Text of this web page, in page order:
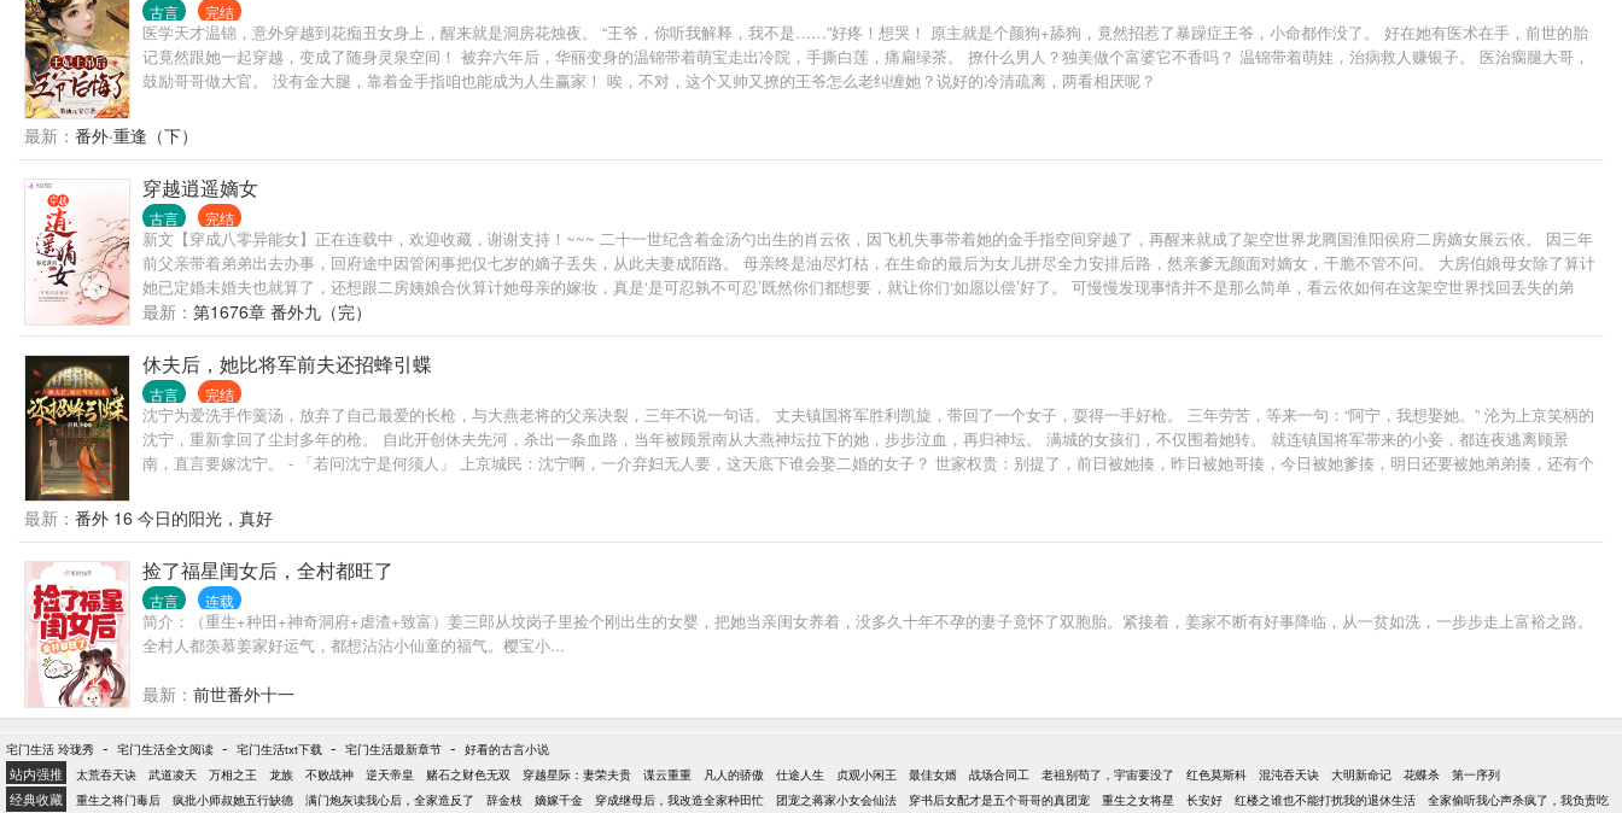
古言 完结
医学天才温锦，意外穿越到花痴丑女身上，醒来就是洞房花烛夜。 “王爷，你听我解释，我不是……”好疼！想哭！ 原主就是个颜狗+舔狗，竟然招惹了暴躁症王爷，小命都作没了。 好在她有医术在手，前世的胎
记竟然跟她一起穿越，变成了随身灵泉空间！ 被弃六年后，华丽变身的温锦带着萌宝走出冷院，手撕白莲，痛扁绿茶。 撩什么男人？独美做个富婆它不香吗？ 温锦带着萌娃，治病救人赚银子。 医治瘸腿大哥，
鼓励哥哥做大官。 没有金大腿，靠着金手指咱也能成为人生赢家！ 唉，不对，这个又帅又撩的王爷怎么老纠缠她？说好的冷清疏离，两看相厌呢？
最新： 番外·重逢（下）
穿越逍遥嫡女
古言 完结
新文【穿成八零异能女】正在连载中，欢迎收藏，谢谢支持！~~~ 二十一世纪含着金汤勺出生的肖云依，因飞机失事带着她的金手指空间穿越了，再醒来就成了架空世界龙腾国淮阳侯府二房嫡女展云依。 因三年
前父亲带着弟弟出去办事，回府途中因管闲事把仅七岁的嫡子丢失，从此夫妻成陌路。 母亲终是油尽灯枯，在生命的最后为女儿拼尽全力安排后路，然亲爹无颜面对嫡女，干脆不管不问。 大房伯娘母女除了算计
她已定婚未婚夫也就算了，还想跟二房姨娘合伙算计她母亲的嫁妆，真是‘是可忍孰不可忍’既然你们都想要，就让你们‘如愿以偿’好了。 可慢慢发现事情并不是那么简单，看云依如何在这架空世界找回丢失的弟
弟，培养成人中龙凤，帮着原主和母亲报仇雪恨。 身后传说中铁血冷面神‘战王’之称的睿王爷默默相护，看云依如何逍遥生活这一世。
最新： 第1676章 番外九（完）
休夫后，她比将军前夫还招蜂引蝶
古言 完结
沈宁为爱洗手作羹汤，放弃了自己最爱的长枪，与大燕老将的父亲决裂，三年不说一句话。 丈夫镇国将军胜利凯旋，带回了一个女子，耍得一手好枪。 三年劳苦，等来一句：“阿宁，我想娶她。” 沦为上京笑柄的
沈宁，重新拿回了尘封多年的枪。 自此开创休夫先河，杀出一条血路，当年被顾景南从大燕神坛拉下的她，步步泣血，再归神坛。 满城的女孩们，不仅围着她转。 就连镇国将军带来的小妾，都连夜逃离顾景
南，直言要嫁沈宁。 - 「若问沈宁是何须人」 上京城民：沈宁啊，一介弃妇无人要，这天底下谁会娶二婚的女子？ 世家权贵：别提了，前日被她揍，昨日被她哥揍，今日被她爹揍，明日还要被她弟弟揍，还有个
了。” 沈宁：“滚——”
最新： 番外 16 今日的阳光，真好
捡了福星闺女后，全村都旺了
古言 连载
简介：（重生+种田+神奇洞府+虐渣+致富）姜三郎从坟岗子里捡个刚出生的女婴，把她当亲闺女养着，没多久十年不孕的妻子竟怀了双胞胎。紧接着，姜家不断有好事降临，从一贫如洗，一步步走上富裕之路。
全村人都羡慕姜家好运气，都想沾沾小仙童的福气。樱宝小...
最新： 前世番外十一
宅门生活 玲珑秀 - 宅门生活全文阅读 - 宅门生活txt下载 - 宅门生活最新章节 - 好看的古言小说
站内强推 太荒吞天诀 武道凌天 万相之王 龙族 不败战神 逆天帝皇 赌石之财色无双 穿越星际：妻荣夫贵 谍云重重 凡人的骄傲 仕途人生 贞观小闲王 最佳女婿 战场合同工 老祖别苟了，宇宙要没了 红色莫斯科 混沌吞天诀 大明新命记 花蝶杀 第一序列
经典收藏 重生之将门毒后 疯批小师叔她五行缺德 满门炮灰读我心后，全家造反了 辞金枝 嫡嫁千金 穿成继母后，我改造全家种田忙 团宠之蒋家小女会仙法 穿书后女配才是五个哥哥的真团宠 重生之女将星 长安好 红楼之谁也不能打扰我的退休生活 全家偷听我心声杀疯了，我负责吃